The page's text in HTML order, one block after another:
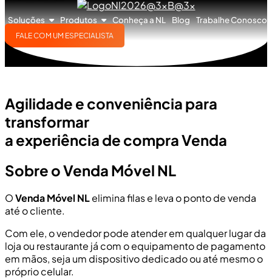
Soluções Produtos Conheça a NL Blog Trabalhe Conosco
FALE COM UM ESPECIALISTA
Agilidade e conveniência para
transformar
a experiência de compra Venda
Sobre o Venda Móvel NL
OVenda Móvel NLelimina filas e leva o ponto de venda
até o cliente.
Com ele, o vendedor pode atender em qualquer lugar da
loja ou restaurante já com o equipamento de pagamento
em mãos, seja um dispositivo dedicado ou até mesmo o
próprio celular.